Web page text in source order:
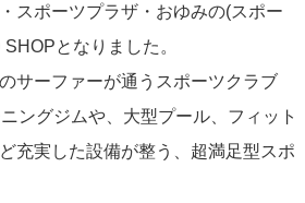
APPAREL
SCHOOL
スポーツプラザ・おゆみの(スポー
となりました。
サーファーが通うスポーツクラブ
ングジムや、大型プール、フィット
充実した設備が整う、超満足型スポ